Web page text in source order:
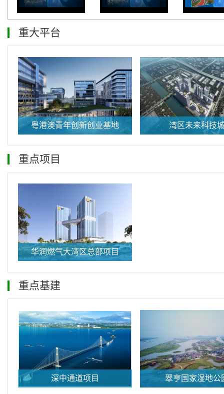
重大平台
粤港澳青年创新创业基地 湾区未来科技
重点项目
华润燃气大湾区总部项目
重点基建
深中通道项目 翠亨国家湿地公